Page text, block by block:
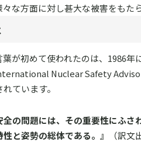
な方面に対し甚大な被害をもた
葉が初めて使われたのは、1986
Nuclear Safety
ています。
全の問題には、その重要性にふ
と姿勢の総体である。』
（訳